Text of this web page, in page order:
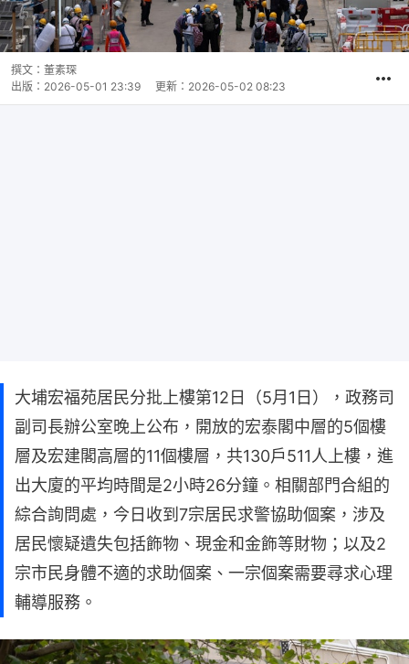
撰文： 董素琛
出版： 2026-05-01 23:39 更新： 2026-05-02 08:23
大埔宏福苑居民分批上樓第12日（5月1日），政務司
副司長辦公室晚上公布，開放的宏泰閣中層的5個樓
層及宏建閣高層的11個樓層，共130戶511人上樓，進
出大廈的平均時間是2小時26分鐘。相關部門合組的
綜合詢問處，今日收到7宗居民求警協助個案，涉及
居民懷疑遺失包括飾物、現金和金飾等財物；以及2
宗市民身體不適的求助個案、一宗個案需要尋求心理
輔導服務。